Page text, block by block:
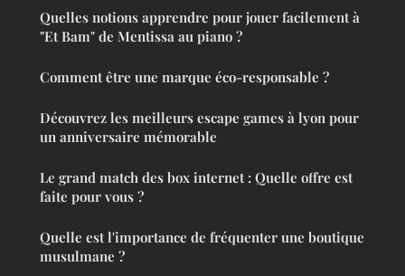
Quelles notions apprendre pour jouer facilement à
"Et Bam" de Mentissa au piano ?
Comment être une marque éco-responsable ?
Découvrez les meilleurs escape games à lyon pour
un anniversaire mémorable
Le grand match des box internet : Quelle offre est
faite pour vous ?
Quelle est l'importance de fréquenter une boutique
musulmane ?